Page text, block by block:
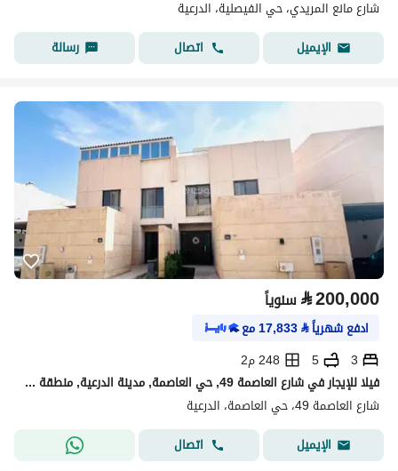
شارع مانع المريدي، حي الفيصلية، الدرعية
الإيميل
اتصال رسالة
⃁200,000 سنوياً
ادفع شهرياً⃁
17,833مع
3
5
248 م2
فيلا للإيجار في شارع العاصمة 49, حي العاصمة, مدينة الدرعية, منطقة الرياض
شارع العاصمة 49، حي العاصمة، الدرعية
الإيميل
اتصال